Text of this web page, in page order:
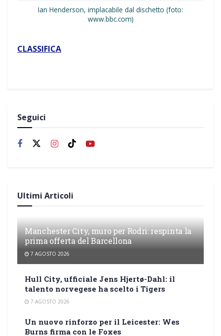
Ian Henderson, implacabile dal dischetto (foto:
www.bbc.com)
CLASSIFICA
Seguici
Ultimi Articoli
Manchester City, muro per Rodri: respinta la
prima offerta del Barcellona
7 AGOSTO 2026
Hull City, ufficiale Jens Hjertø-Dahl: il
talento norvegese ha scelto i Tigers
7 AGOSTO 2026
Un nuovo rinforzo per il Leicester: Wes
Burns firma con le Foxes